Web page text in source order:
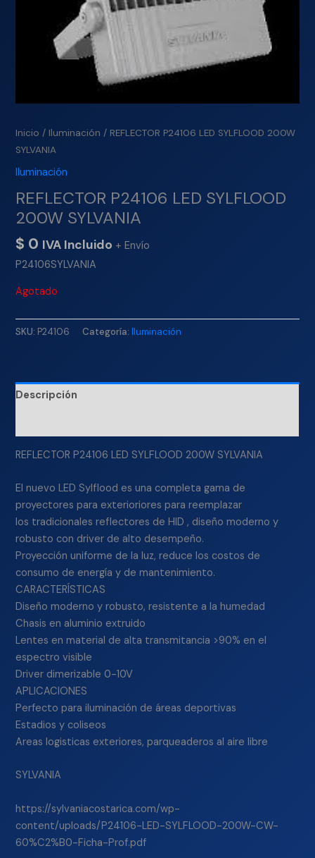
Inicio / Iluminación / REFLECTOR P24106 LED SYLFLOOD 200W
SYLVANIA
Iluminación
REFLECTOR P24106 LED SYLFLOOD
200W SYLVANIA
$ 0 IVA Incluido + Envío
P24106SYLVANIA
Agotado
SKU: P24106 Categoría:Iluminación
Descripción
REFLECTOR P24106 LED SYLFLOOD 200W SYLVANIA
El nuevo LED Sylflood es una completa gama de
proyectores para exterioriores para reemplazar
los tradicionales reflectores de HID , diseño moderno y
robusto con driver de alto desempeño.
Proyección uniforme de la luz, reduce los costos de
consumo de energía y de mantenimiento.
CARACTERÍSTICAS
Diseño moderno y robusto, resistente a la humedad
Chasis en aluminio extruido
Lentes en material de alta transmitancia >90% en el
espectro visible
Driver dimerizable 0-10V
APLICACIONES
Perfecto para iluminación de áreas deportivas
Estadios y coliseos
Areas logisticas exteriores, parqueaderos al aire libre
SYLVANIA
https://sylvaniacostarica.com/wp-
content/uploads/P24106-LED-SYLFLOOD-200W-CW-
60%C2%B0-Ficha-Prof.pdf